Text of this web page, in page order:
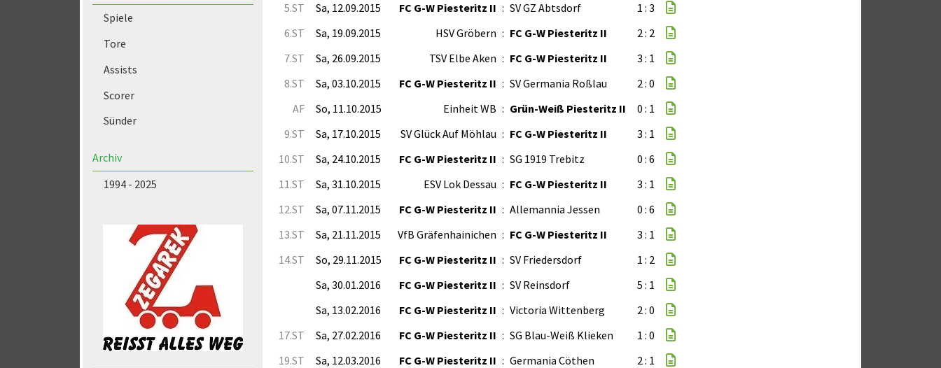
Spiele
Tore
Assists
Scorer
Sünder
Archiv
1994 - 2025
5.ST
Sa, 12.09.2015 FC G-W Piesteritz II : SV GZ Abtsdorf
1 : 3
6.ST
Sa, 19.09.2015 HSV Gröbern : FC G-W Piesteritz II
2 : 2
7.ST
Sa, 26.09.2015 TSV Elbe Aken : FC G-W Piesteritz II
3 : 1
8.ST
Sa, 03.10.2015 FC G-W Piesteritz II : SV Germania Roßlau
2 : 0
AF
So, 11.10.2015 Einheit WB : Grün-Weiß Piesteritz II
0 : 1
9.ST
Sa, 17.10.2015 SV Glück Auf Möhlau : FC G-W Piesteritz II
3 : 1
10.ST
Sa, 24.10.2015 FC G-W Piesteritz II : SG 1919 Trebitz
0 : 6
11.ST
Sa, 31.10.2015 ESV Lok Dessau : FC G-W Piesteritz II
3 : 1
12.ST
Sa, 07.11.2015 FC G-W Piesteritz II : Allemannia Jessen
0 : 6
13.ST
Sa, 21.11.2015 VfB Gräfenhainichen : FC G-W Piesteritz II
3 : 1
14.ST
So, 29.11.2015 FC G-W Piesteritz II : SV Friedersdorf
1 : 2
Sa, 30.01.2016
FC G-W Piesteritz II : SV Reinsdorf
5 : 1
Sa, 13.02.2016
FC G-W Piesteritz II : Victoria Wittenberg
2 : 0
17.ST
Sa, 27.02.2016 FC G-W Piesteritz II : SG Blau-Weiß Klieken
1 : 0
19.ST
Sa, 12.03.2016 FC G-W Piesteritz II : Germania Cöthen
2 : 1